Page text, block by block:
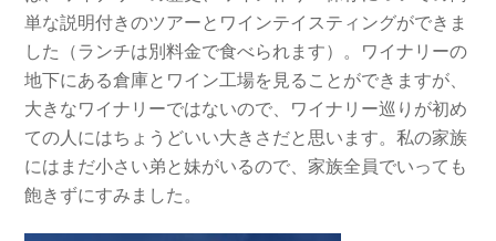
単な説明付きのツアーとワインテイスティングができま
した（ランチは別料金で食べられます）。ワイナリーの
地下にある倉庫とワイン工場を見ることができますが、
大きなワイナリーではないので、ワイナリー巡りが初め
ての人にはちょうどいい大きさだと思います。私の家族
にはまだ小さい弟と妹がいるので、家族全員でいっても
飽きずにすみました。